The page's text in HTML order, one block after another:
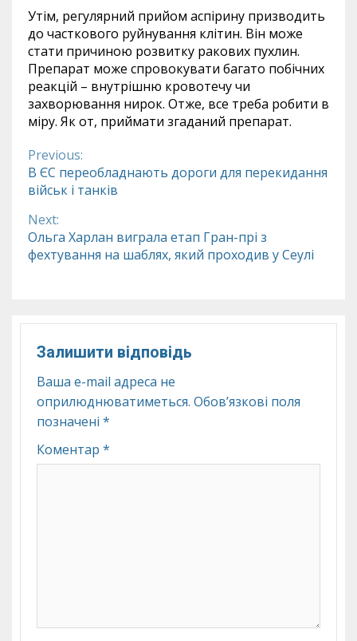
Утім, регулярний прийом аспірину призводить
до часткового руйнування клітин. Він може
стати причиною розвитку ракових пухлин.
Препарат може спровокувати багато побічних
реакцій – внутрішню кровотечу чи
захворювання нирок. Отже, все треба робити в
міру. Як от, приймати згаданий препарат.
Continue
Reading
Previous:
В ЄС переобладнають дороги для перекидання
військ і танків
Next:
Ольга Харлан виграла етап Гран-прі з
фехтування на шаблях, який проходив у Сеулі
Залишити відповідь
Ваша e-mail адреса не
оприлюднюватиметься. Обов’язкові поля
позначені *
Коментар *